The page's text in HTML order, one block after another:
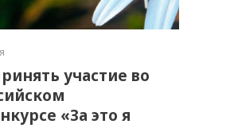
участие во
«За это я